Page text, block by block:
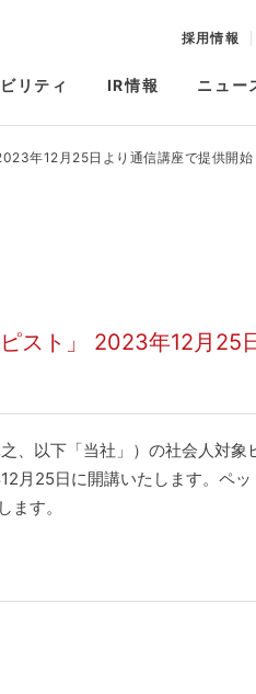
採用情報
リティ IR情報 ニュー
年12月25日より通信講座で提供開始
スト」 2023年12月25
、以下「当社」）の社会人対象
月25日に開講いたします。ペ
す。